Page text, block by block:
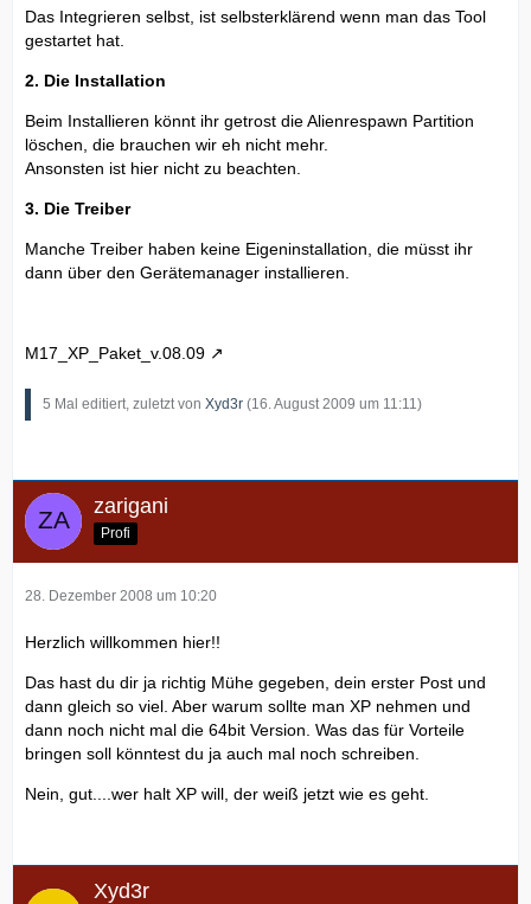
Das Integrieren selbst, ist selbsterklärend wenn man das Tool
gestartet hat.
2. Die Installation
Beim Installieren könnt ihr getrost die Alienrespawn Partition
löschen, die brauchen wir eh nicht mehr.
Ansonsten ist hier nicht zu beachten.
3. Die Treiber
Manche Treiber haben keine Eigeninstallation, die müsst ihr
dann über den Gerätemanager installieren.
M17_XP_Paket_v.08.09
5 Mal editiert, zuletzt von Xyd3r (16. August 2009 um 11:11 )
zarigani
Profi
28. Dezember 2008 um 10:20
Herzlich willkommen hier!!
Das hast du dir ja richtig Mühe gegeben, dein erster Post und
dann gleich so viel. Aber warum sollte man XP nehmen und
dann noch nicht mal die 64bit Version. Was das für Vorteile
bringen soll könntest du ja auch mal noch schreiben.
Nein, gut....wer halt XP will, der weiß jetzt wie es geht.
Xyd3r